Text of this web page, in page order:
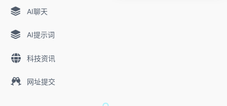
AI聊天
AI提示词
科技资讯
网址提交